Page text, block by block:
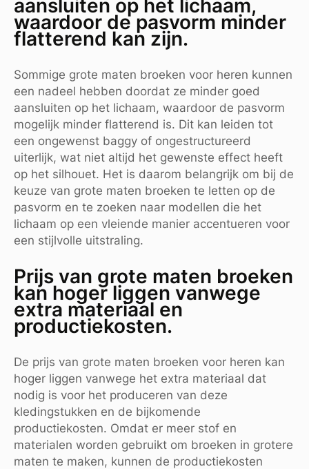
aansluiten op het lichaam,
waardoor de pasvorm minder
flatterend kan zijn.
Sommige grote maten broeken voor heren kunnen
een nadeel hebben doordat ze minder goed
aansluiten op het lichaam, waardoor de pasvorm
mogelijk minder flatterend is. Dit kan leiden tot
een ongewenst baggy of ongestructureerd
uiterlijk, wat niet altijd het gewenste effect heeft
op het silhouet. Het is daarom belangrijk om bij de
keuze van grote maten broeken te letten op de
pasvorm en te zoeken naar modellen die het
lichaam op een vleiende manier accentueren voor
een stijlvolle uitstraling.
Prijs van grote maten broeken
kan hoger liggen vanwege
extra materiaal en
productiekosten.
De prijs van grote maten broeken voor heren kan
hoger liggen vanwege het extra materiaal dat
nodig is voor het produceren van deze
kledingstukken en de bijkomende
productiekosten. Omdat er meer stof en
materialen worden gebruikt om broeken in grotere
maten te maken, kunnen de productiekosten